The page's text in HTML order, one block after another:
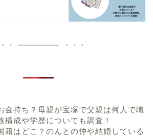
金持ち？母親が宝塚で父親は何人で職
構成や学歴についても調査！
籍はどこ？のんとの仲や結婚している